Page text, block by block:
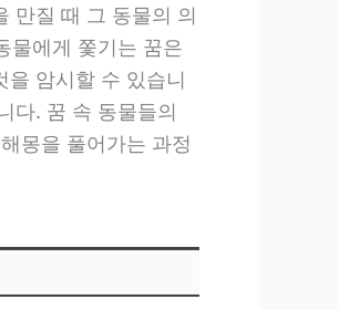
만질 때 그 동물의 의
물에게 쫓기는 꿈은
암시할 수 있습니
다. 꿈 속 동물들의
몽을 풀어가는 과정